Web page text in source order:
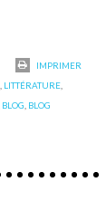
IMPRIMER
LITTÉRATURE,
BLOG BLOG